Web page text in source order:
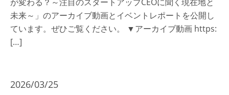
未来～」のアーカイブ動画とイベントレポートを公開し
ています。ぜひご覧ください。 ▼アーカイブ動画 https:
[…]
2026/03/25